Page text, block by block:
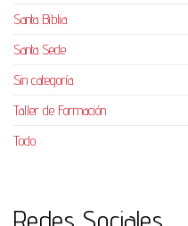
Santa Biblia
Santa Sede
Sin categoría
Taller de Formación
Todo
Redes Sociales